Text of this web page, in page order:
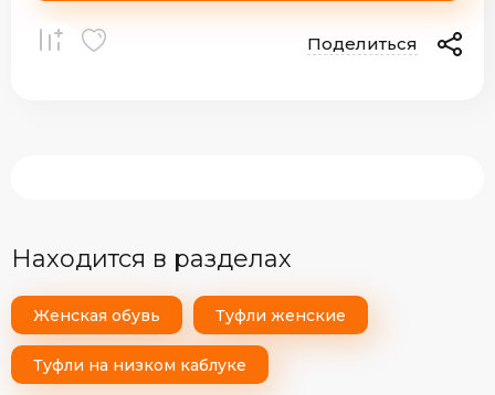
Поделиться
Находится в разделах
Женская обувь Туфли женские
Туфли на низком каблуке